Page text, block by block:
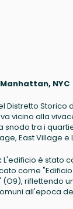
NYC
Distretto Storico
vicino alla
snodo tra i
East Village e
L'edificio è stato
come
(O9), riflettendo
all'epoca